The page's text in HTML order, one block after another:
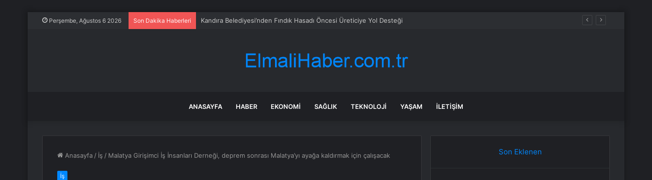
Perşembe, Ağustos 6 2026 Son Dakika Haberleri Kandıra Belediyesi’nden Fındık Hasadı Öncesi Üreticiye Yol Desteği
ANASAYFA HABER EKONOMI SAĞLIK TEKNOLOJI YAŞAM İLETIŞIM
Anasayfa / İş / Malatya Girişimci İş İnsanları Derneği, deprem sonrası Malatya’yı ayağa kaldırmak için çalışacak
İş
Son Eklenen